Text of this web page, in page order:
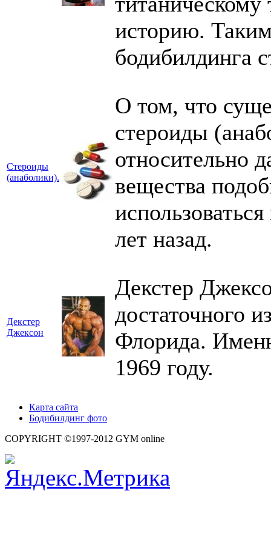
историю.
бодибилдинга
Стероиды
(анаболики).
О том, что
стероиды
относительно
вещества
лет назад.
Декстер
Джексон
Декстер
достаточного
Флорида.
1969 году.
Карта сайта
Бодибилдинг фото
COPYRIGHT ©1997-2012 GYM online